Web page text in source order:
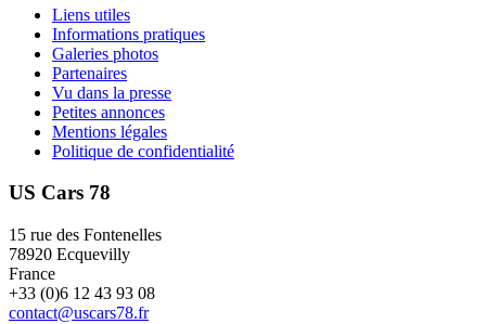
Liens utiles
Informations pratiques
Galeries photos
Partenaires
Vu dans la presse
Petites annonces
Mentions légales
Politique de confidentialité
US Cars 78
15 rue des Fontenelles
78920 Ecquevilly
France
+33 (0)6 12 43 93 08
contact@uscars78.fr